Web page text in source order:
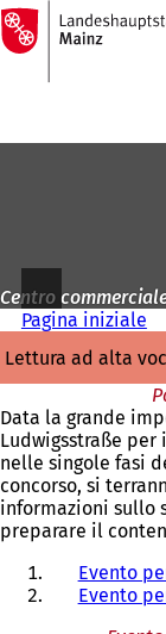
Vai al contenuto
Alla
pagina
iniziale
Centro
Pagina iniziale
lettura ad alta
Data la grande
Ludwigsstraße
nelle singole fasi
concorso, si
informazioni sullo
preparare il
Evento
Evento